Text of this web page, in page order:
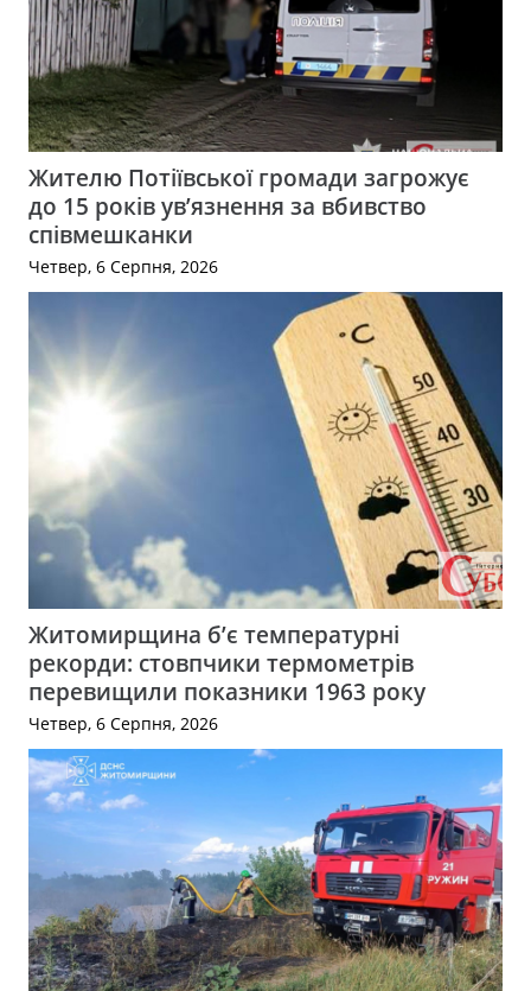
Жителю Потіївської громади загрожує
до 15 років ув’язнення за вбивство
співмешканки
Четвер, 6 Серпня, 2026
Житомирщина б’є температурні
рекорди: стовпчики термометрів
перевищили показники 1963 року
Четвер, 6 Серпня, 2026